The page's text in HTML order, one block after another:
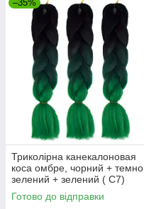
–35%
Триколірна канекалоновая
коса омбре, чорний + темно
зелений + зелений ( C7)
Довжина коси 60 див.
#Термостійкий.
Готово до відправки